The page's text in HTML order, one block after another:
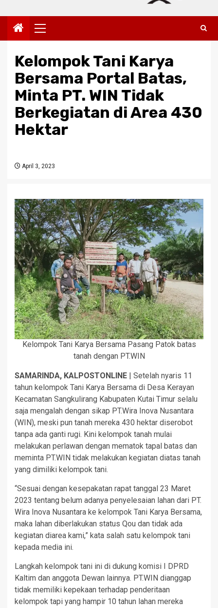
Primary
Menu
Kelompok Tani Karya
Bersama Portal Batas,
Minta PT. WIN Tidak
Berkegiatan di Area 430
Hektar
April 3, 2023
Kelompok Tani Karya Bersama Pasang Patok batas
tanah dengan PT.WIN
SAMARINDA, KALPOSTONLINE | Setelah nyaris 11
tahun kelompok Tani Karya Bersama di Desa Kerayan
Kecamatan Sangkulirang Kabupaten Kutai Timur selalu
saja mengalah dengan sikap PT.Wira Inova Nusantara
(WIN), meski pun tanah mereka 430 hektar diserobot
tanpa ada ganti rugi. Kini kelompok tanah mulai
melakukan perlawan dengan mematok tapal batas dan
meminta PT.WIN tidak melakukan kegiatan diatas tanah
yang dimiliki kelompok tani.
“Sesuai dengan kesepakatan rapat tanggal 23 Maret
2023 tentang belum adanya penyelesaian lahan dari PT.
Wira Inova Nusantara ke kelompok Tani Karya Bersama,
maka lahan diberlakukan status Qou dan tidak ada
kegiatan diarea kami,” kata salah satu kelompok tani
kepada media ini.
Langkah kelompok tani ini di dukung komisi I DPRD
Kaltim dan anggota Dewan lainnya. PT.WIN dianggap
tidak memiliki kepekaan terhadap penderitaan
kelompok tapi yang hampir 10 tahun lahan mereka